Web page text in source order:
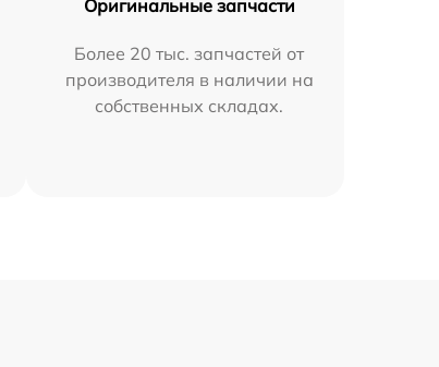
Оригинальные запчасти
Более 20 тыс. запчастей от
производителя в наличии на
собственных складах.